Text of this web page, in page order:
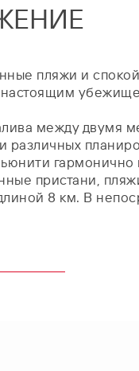
пляжи и
между двумя
различных
пристани,
8 км. В